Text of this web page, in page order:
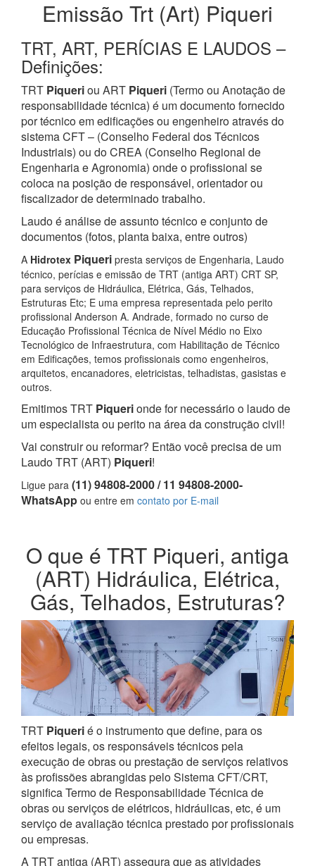
Emissão Trt (Art) Piqueri
TRT, ART, PERÍCIAS E LAUDOS –
Definições:
TRT Piqueriou ART Piqueri (Termo ou Anotação de
responsabilidade técnica) é um documento fornecido
por técnico em edificações ou engenheiro através do
sistema CFT – (Conselho Federal dos Técnicos
Industriais) ou do CREA (Conselho Regional de
Engenharia e Agronomia) onde o profissional se
coloca na posição de responsável, orientador ou
fiscalizador de determinado trabalho.
Laudo é análise de assunto técnico e conjunto de
documentos (fotos, planta baixa, entre outros)
A Hidrotex Piqueri presta serviços de Engenharia, Laudo
técnico, perícias e emissão de TRT (antiga ART) CRT SP,
para serviços de Hidráulica, Elétrica, Gás, Telhados,
Estruturas Etc; E uma empresa representada pelo perito
profissional Anderson A. Andrade, formado no curso de
Educação Profissional Técnica de Nível Médio no Eixo
Tecnológico de Infraestrutura, com Habilitação de Técnico
em Edificações, temos profissionais como engenheiros,
arquitetos, encanadores, eletricistas, telhadistas, gasistas e
outros.
Emitimos TRT Piquerionde for necessário o laudo de
um especialista ou perito na área da construção civil!
Vai construir ou reformar? Então você precisa de um
Laudo TRT (ART) Piqueri!
Ligue para (11) 94808-2000 / 11 94808-2000-
WhatsApp ou entre em contato por E-mail
O que é TRT Piqueri, antiga
(ART) Hidráulica, Elétrica,
Gás, Telhados, Estruturas?
TRT Piquerié o instrumento que define, para os
efeitos legais, os responsáveis técnicos pela
execução de obras ou prestação de serviços relativos
às profissões abrangidas pelo Sistema CFT/CRT,
significa Termo de Responsabilidade Técnica de
obras ou serviços de elétricos, hidráulicas, etc, é um
serviço de avaliação técnica prestado por profissionais
ou empresas.
A TRT antiga (ART) assegura que as atividades